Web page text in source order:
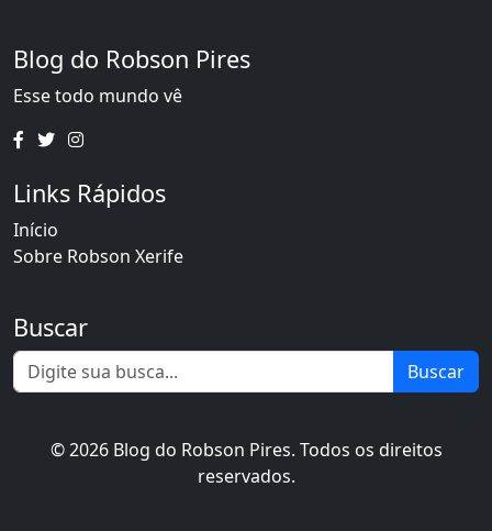
Blog do Robson Pires
Esse todo mundo vê
Links Rápidos
Início
Sobre Robson Xerife
Buscar
Buscar
© 2026 Blog do Robson Pires. Todos os direitos
reservados.